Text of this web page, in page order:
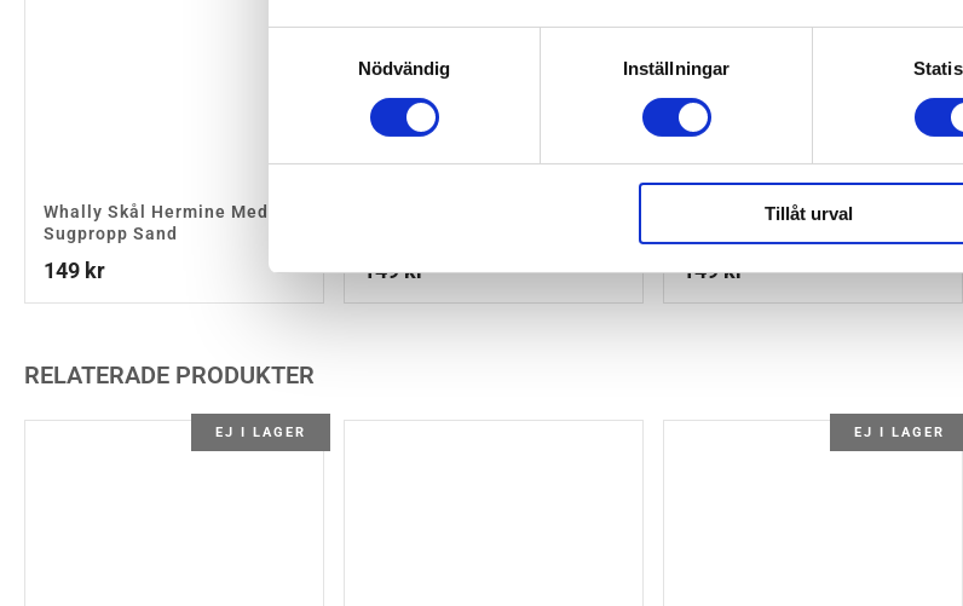
Nödvändig
Inställningar
Tillåt urval
Whally Skål Hermine Med
Sugpropp Sand
149 kr 149kr
Whally Skål Hermine Med
149kr
RELATERADE PRODUKTER
EJ I LAGER EJ I LAGER